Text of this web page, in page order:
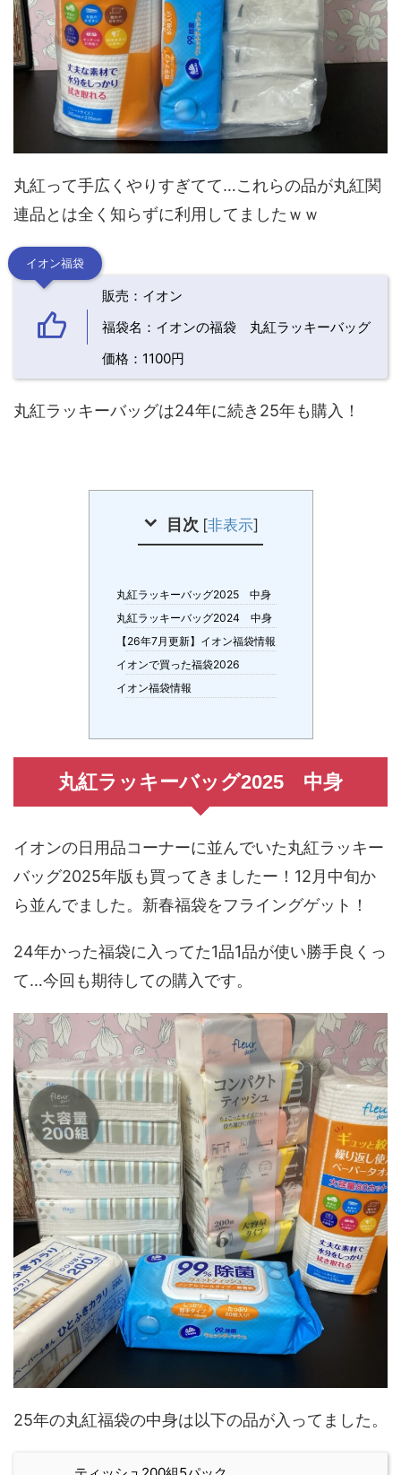
丸紅って手広くやりすぎてて…これらの品が丸紅関
連品とは全く知らずに利用してましたｗｗ
イオン福袋
販売：イオン
福袋名：イオンの福袋 丸紅ラッキーバッグ
価格：1100円
丸紅ラッキーバッグは24年に続き25年も購入！
目次 [非表示]
丸紅ラッキーバッグ2025 中身
丸紅ラッキーバッグ2024 中身
【26年7月更新】イオン福袋情報
イオンで買った福袋2026
イオン福袋情報
丸紅ラッキーバッグ2025 中身
イオンの日用品コーナーに並んでいた丸紅ラッキー
バッグ2025年版も買ってきましたー！12月中旬か
ら並んでました。新春福袋をフライングゲット！
24年かった福袋に入ってた1品1品が使い勝手良くっ
て…今回も期待しての購入です。
25年の丸紅福袋の中身は以下の品が入ってました。